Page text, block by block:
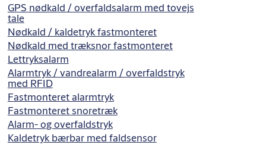
GPS nødkald / overfaldsalarm med tovejs
tale
Nødkald / kaldetryk fastmonteret
Nødkald med træksnor fastmonteret
Lettryksalarm
Alarmtryk / vandrealarm / overfaldstryk
med RFID
Fastmonteret alarmtryk
Fastmonteret snoretræk
Alarm- og overfaldstryk
Kaldetryk bærbar med faldsensor